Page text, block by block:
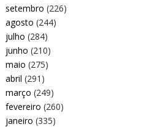
setembro (226)
agosto (244)
julho (284)
junho (210)
maio (275)
abril (291)
março (249)
fevereiro (260)
janeiro (335)